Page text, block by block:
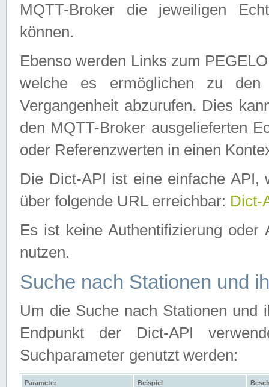
MQTT-Broker die jeweiligen
können.
Ebenso werden Links zum
welche es ermöglichen zu den
Vergangenheit abzurufen. Dies
den MQTT-Broker ausgelieferten
oder Referenzwerten in einen
Die Dict-API ist eine einfache API,
über folgende URL erreichbar: Dict-
Es ist keine Authentifizierung
nutzen.
Suche nach Stationen und
Um die Suche nach Stationen und
Endpunkt der Dict-API
Suchparameter genutzt werden:
Parameter Beispiel